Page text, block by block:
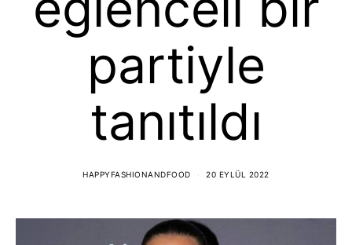
partiyle
tanıtıldı
HAPPYFASHIONANDFOOD 20 EYLÜL 2022